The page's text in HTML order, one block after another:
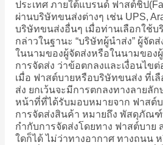
ประเทศ ภายใต้แบรนด์ ฟาสต์ชิป
ผ่านบริษัทขนส่งต่างๆ เช่น UPS,
บริษัทขนส่งอื่นๆ เมื่อท่านเลือกใช้บ
กล่าวในฐานะ “บริษัทผู้นำส่ง” ผู้จัด
ในนามของผู้จัดส่งหรือในนามของ
การจัดส่ง ว่าข้อตกลงและเงื่อนไข
เมื่อ ฟาสต์บายหรือบริษัทขนส่ง ที่เ
ส่ง ยกเว้นจะมีการตกลงทางลายลั
หน้าที่ที่ได้รับมอบหมายจาก ฟาสต์
การจัดส่งสินค้า หมายถึง พัสดุภัณฑ์
กำกับการจัดส่งโดยทาง ฟาสต์บาย
ใดก็ได้ ไม่ว่าทางอากาศ ทางถนน